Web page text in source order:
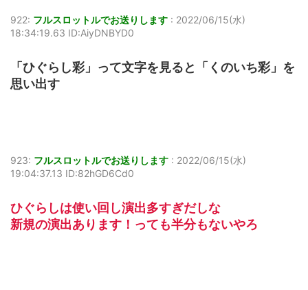
922: フルスロットルでお送りします : 2022/06/15(水)
18:34:19.63 ID:AiyDNBYD0
「ひぐらし彩」って文字を見ると「くのいち彩」を
思い出す
923: フルスロットルでお送りします : 2022/06/15(水)
19:04:37.13 ID:82hGD6Cd0
ひぐらしは使い回し演出多すぎだしな
新規の演出あります！っても半分もないやろ